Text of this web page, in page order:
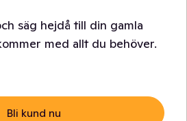
säg hejdå till din gamla
med allt du behöver.
Bli kund nu